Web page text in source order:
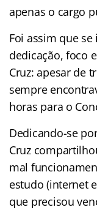
apenas o cargo
Foi assim que
dedicação, foco
Cruz: apesar de
sempre
horas para o
Dedicando-se
Cruz
mal
estudo (internet
que precisou